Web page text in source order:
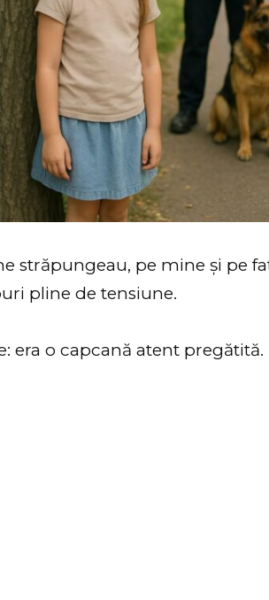
străpungeau, pe mine și pe
pline de tensiune.
era o capcană atent pregătită.